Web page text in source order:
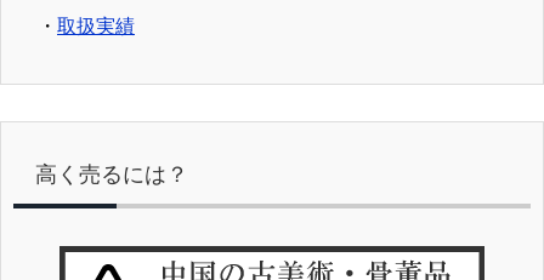
・ 取扱実績
高く売るには？